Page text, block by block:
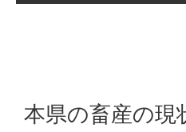
本県の畜産の